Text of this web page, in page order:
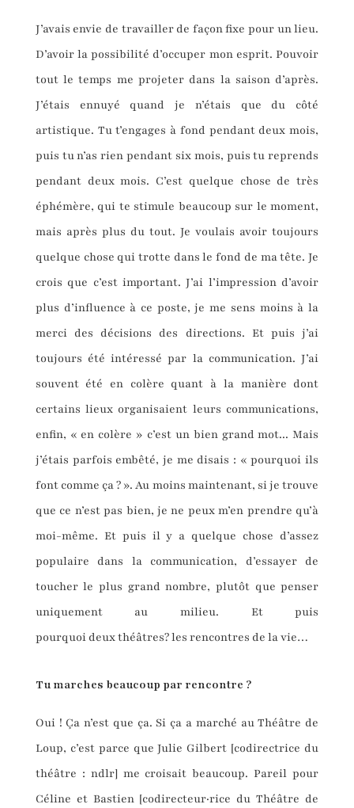
J’avais envie de travailler de façon fixe pour un lieu.
D’avoir la possibilité d’occuper mon esprit. Pouvoir
tout le temps me projeter dans la saison d’après.
J’étais ennuyé quand je n’étais que du côté
artistique. Tu t’engages à fond pendant deux mois,
puis tu n’as rien pendant six mois, puis tu reprends
pendant deux mois. C’est quelque chose de très
éphémère, qui te stimule beaucoup sur le moment,
mais après plus du tout. Je voulais avoir toujours
quelque chose qui trotte dans le fond de ma tête. Je
crois que c’est important. J’ai l’impression d’avoir
plus d’influence à ce poste, je me sens moins à la
merci des décisions des directions. Et puis j’ai
toujours été intéressé par la communication. J’ai
souvent été en colère quant à la manière dont
certains lieux organisaient leurs communications,
enfin, « en colère » c’est un bien grand mot... Mais
j’étais parfois embêté, je me disais : « pourquoi ils
font comme ça ? ». Au moins maintenant, si je trouve
que ce n’est pas bien, je ne peux m’en prendre qu’à
moi-même. Et puis il y a quelque chose d’assez
populaire dans la communication, d’essayer de
toucher le plus grand nombre, plutôt que penser
uniquement au milieu. Et puis
pourquoi deux théâtres? les rencontres de la vie…
Tu marches beaucoup par rencontre ?
Oui ! Ça n’est que ça. Si ça a marché au Théâtre de
Loup, c’est parce que Julie Gilbert [codirectrice du
théâtre : ndlr] me croisait beaucoup. Pareil pour
Céline et Bastien [codirecteur·rice du Théâtre de